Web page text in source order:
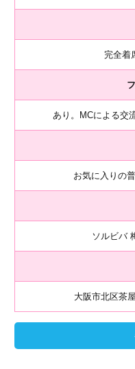
完全着
あり。MCによる交
お気に入りの
ソルビバ
大阪市北区茶